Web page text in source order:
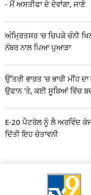
- ਮੈਂ ਅਸਤੀਫਾ ਦੇ ਦੇਵਾਂਗਾ, ਜਾਣੋ
ਅੰਮ੍ਰਿਤਸਰ 'ਚ ਚਿਪਕੇ ਚੰਨੀ
ਨੰਬਰ ਨਾਲ ਪਿਆ ਪੁਆੜਾ
ਉੱਤਰੀ ਭਾਰਤ 'ਚ ਭਾਰੀ ਮੀਂਹ
ਉਫਾਨ 'ਤੇ, ਕਈ ਸੂਬਿਆਂ ਵਿੱਚ
E-20 ਪੈਟਰੋਲ ਨੂੰ ਲੈ ਅਰਵਿੰਦ
ਦਿੱਤੀ ਇਹ ਚੇਤਾਵਨੀ